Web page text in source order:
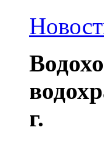
г.